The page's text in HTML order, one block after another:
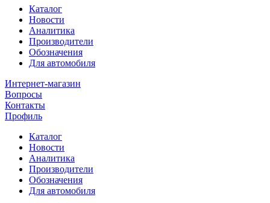
Каталог
Новости
Аналитика
Производители
Обозначения
Для автомобиля
Интернет-магазин
Вопросы
Контакты
Профиль
Каталог
Новости
Аналитика
Производители
Обозначения
Для автомобиля